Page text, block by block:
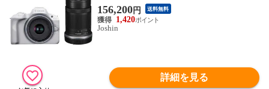
n EOSR50WH-WZK 【返品種別A】
156,200円 送料無料
1,420
Joshin
詳細を見る